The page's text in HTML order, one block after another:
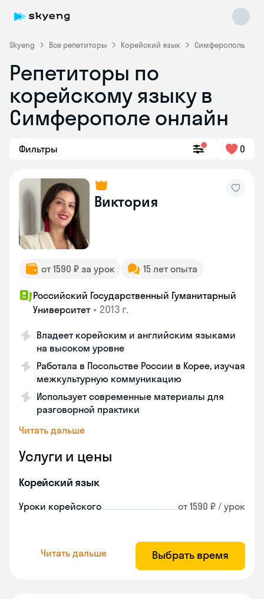
Skyeng Все репетиторы Корейский язык Симферополь
Репетиторы по
корейскому языку в
Симферополе онлайн
Фильтры 0
Виктория
от 1590 ₽ за урок 15 лет опыта
Российский Государственный Гуманитарный
Университет • 2013 г.
Владеет корейским и английским языками
на высоком уровне
Работала в Посольстве России в Корее, изучая
межкультурную коммуникацию
Использует современные материалы для
разговорной практики
Читать дальше
Услуги и цены
Корейский язык
Уроки корейского от 1590 ₽ / урок
Читать дальше Выбрать время
Skyeng Chat